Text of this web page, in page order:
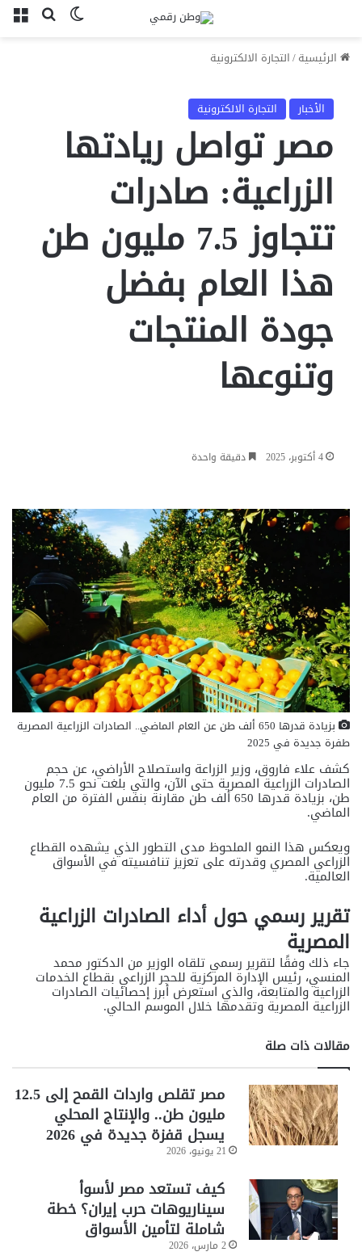
بحث عنالوضع
الرئيسية/التجارة الالكترونية
الأخبار التجارة الالكترونية
مصر تواصل ريادتها
الزراعية: صادرات
تتجاوز 7.5 مليون طن
هذا العام بفضل
جودة المنتجات
وتنوعها
4 أكتوبر، 2025 دقيقة واحدة
بزيادة قدرها 650 ألف طن عن العام الماضي.. الصادرات الزراعية المصرية
طفرة جديدة في 2025
كشف علاء فاروق، وزير الزراعة واستصلاح الأراضي، عن حجم
الصادرات الزراعية المصرية حتى الآن، والتي بلغت نحو 7.5 مليون
طن، بزيادة قدرها 650 ألف طن مقارنة بنفس الفترة من العام
الماضي.
ويعكس هذا النمو الملحوظ مدى التطور الذي يشهده القطاع
الزراعي المصري وقدرته على تعزيز تنافسيته في الأسواق
العالمية.
تقرير رسمي حول أداء الصادرات الزراعية
المصرية
جاء ذلك وفقًا لتقرير رسمي تلقاه الوزير من الدكتور محمد
المنسي، رئيس الإدارة المركزية للحجر الزراعي بقطاع الخدمات
الزراعية والمتابعة، والذي استعرض أبرز إحصائيات الصادرات
الزراعية المصرية وتقدمها خلال الموسم الحالي.
مقالات ذات صلة
مصر تقلص واردات القمح إلى 12.5
مليون طن.. والإنتاج المحلي
يسجل قفزة جديدة في 2026
21 يونيو، 2026
كيف تستعد مصر لأسوأ
سيناريوهات حرب إيران؟ خطة
شاملة لتأمين الأسواق
2 مارس، 2026